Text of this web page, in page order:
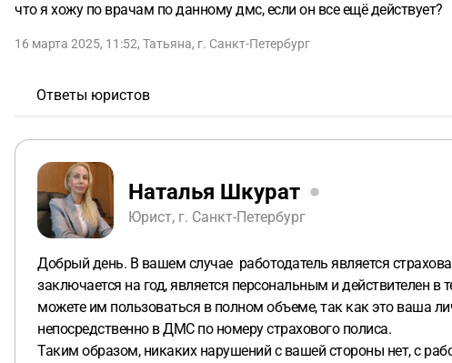
что я хожу по врачам по данному дмс, если он все ещё действует?
16 марта 2025, 11:52, Татьяна, г. Санкт-Петербург
Ответы юристов
Наталья Шкурат
Юрист, г. Санкт-Петербург
Добрый день. В вашем случае работодатель является
заключается на год, является персональным и действителен
можете им пользоваться в полном объеме, так как это ваша
непосредственно в ДМС по номеру страхового полиса.
Таким образом, никаких нарушений с вашей стороны нет, с